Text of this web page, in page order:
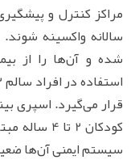
مراکز کنترل و
سالانه واکسینه
شده و آن‌ها را از
قرار می‌گیرد. اسپری
کودکان 2
سیستم ایمنی آن‌ها